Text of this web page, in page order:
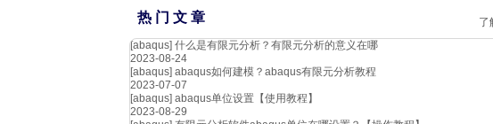
热 门 文 章
了
[abaqus] 什么是有限元分析？有限元分析的意义在哪
2023-08-24
[abaqus] abaqus如何建模？abaqus有限元分析教程
2023-07-07
[abaqus] abaqus单位设置【使用教程】
2023-08-29